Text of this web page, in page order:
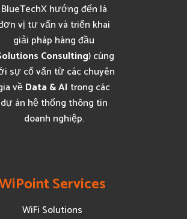
BlueTechX hướng đến là
vị tư vấn và triển khai
giải pháp hàng đầu
Consulting) cùng
sự cố vấn từ các chuyên
vềData & AI trong các
dự án hệ thống thông tin
doanh nghiệp.
Services
WiFi Solutions